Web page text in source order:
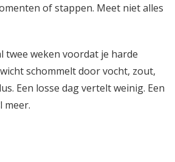
of stappen. Meet niet alles
twee weken voordat je harde
schommelt door vocht, zout,
Een losse dag vertelt weinig. Een
meer.